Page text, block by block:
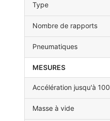
Type
Nombre de rapports
Pneumatiques
MESURES
Accélération jusqu'à
Masse à vide